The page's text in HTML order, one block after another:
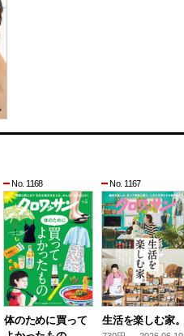
No. 1168
体のために買って
No. 1167
生活を楽しむ家。